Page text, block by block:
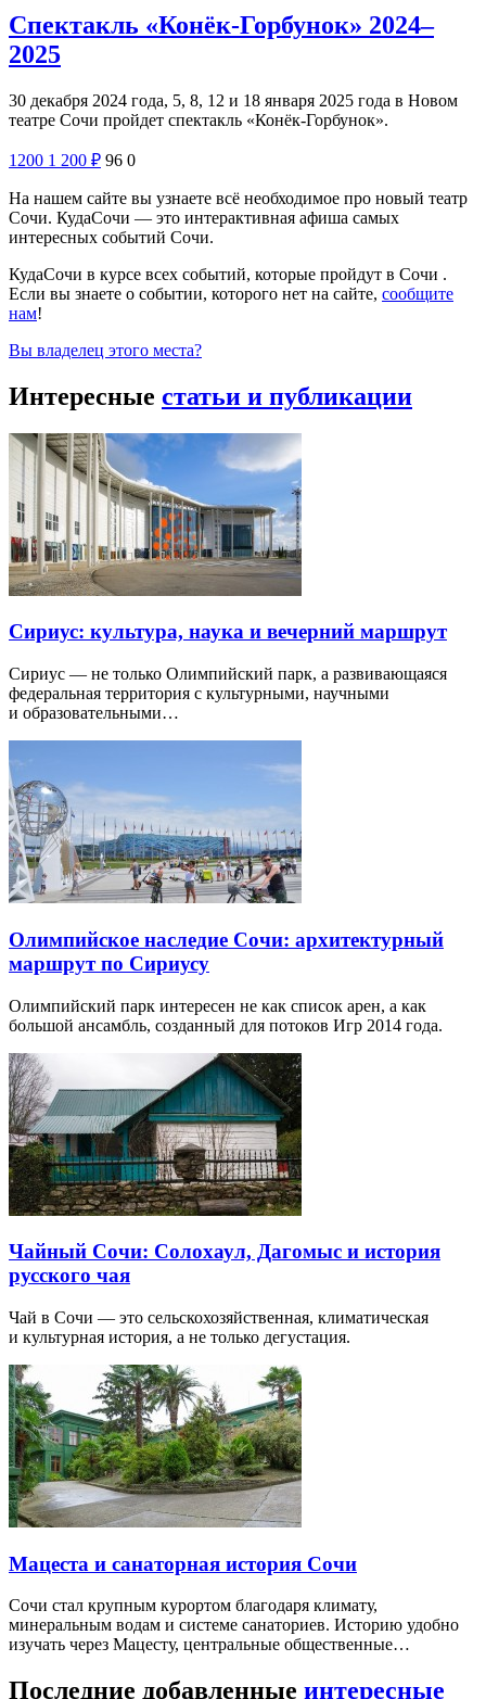
Спектакль «Конёк-Горбунок» 2024–
2025
30 декабря 2024 года, 5, 8, 12 и 18 января 2025 года в Новом
театре Сочи пройдет спектакль «Конёк-Горбунок».
1200 1 200 ₽ 96 0
На нашем сайте вы узнаете всё необходимое про новый театр
Сочи. КудаСочи — это интерактивная афиша самых
интересных событий Сочи.
КудаСочи в курсе всех событий, которые пройдут в Сочи .
Если вы знаете о событии, которого нет на сайте, сообщите
нам!
Вы владелец этого места?
Интересные статьи и публикации
Сириус: культура, наука и вечерний маршрут
Сириус — не только Олимпийский парк, а развивающаяся
федеральная территория с культурными, научными
и образовательными…
Олимпийское наследие Сочи: архитектурный
маршрут по Сириусу
Олимпийский парк интересен не как список арен, а как
большой ансамбль, созданный для потоков Игр 2014 года.
Чайный Сочи: Солохаул, Дагомыс и история
русского чая
Чай в Сочи — это сельскохозяйственная, климатическая
и культурная история, а не только дегустация.
Мацеста и санаторная история Сочи
Сочи стал крупным курортом благодаря климату,
минеральным водам и системе санаториев. Историю удобно
изучать через Мацесту, центральные общественные…
Последние добавленные интересные